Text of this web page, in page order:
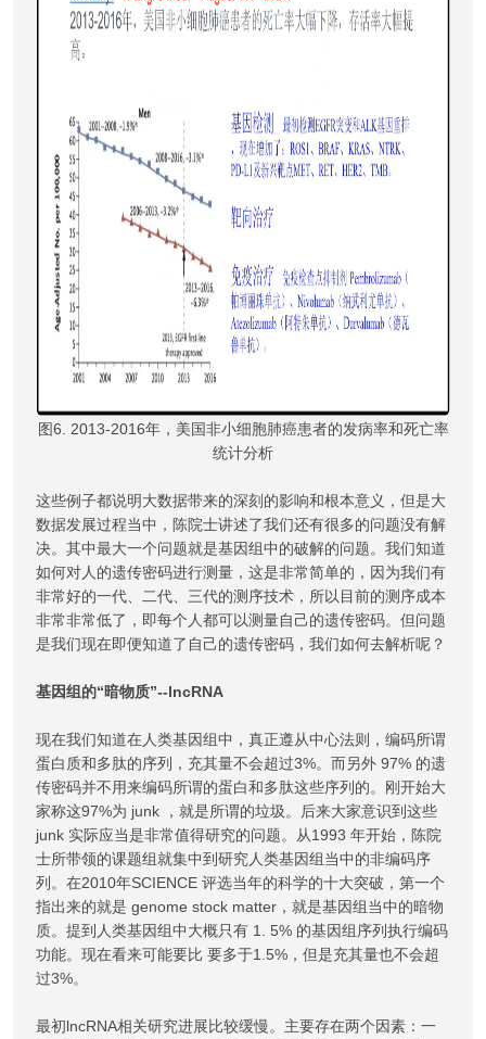
图6. 2013-2016年，美国非小细胞肺癌患者的发病率和死亡率
统计分析
这些例子都说明大数据带来的深刻的影响和根本意义，但是大
数据发展过程当中，陈院士讲述了我们还有很多的问题没有解
决。其中最大一个问题就是基因组中的破解的问题。我们知道
如何对人的遗传密码进行测量，这是非常简单的，因为我们有
非常好的一代、二代、三代的测序技术，所以目前的测序成本
非常非常低了，即每个人都可以测量自己的遗传密码。但问题
是我们现在即便知道了自己的遗传密码，我们如何去解析呢？
基因组的“暗物质”--lncRNA
现在我们知道在人类基因组中，真正遵从中心法则，编码所谓
蛋白质和多肽的序列，充其量不会超过3%。而另外 97% 的遗
传密码并不用来编码所谓的蛋白和多肽这些序列的。刚开始大
家称这97%为 junk ，就是所谓的垃圾。后来大家意识到这些
junk 实际应当是非常值得研究的问题。从1993 年开始，陈院
士所带领的课题组就集中到研究人类基因组当中的非编码序
列。在2010年SCIENCE 评选当年的科学的十大突破，第一个
指出来的就是 genome stock matter，就是基因组当中的暗物
质。提到人类基因组中大概只有 1. 5% 的基因组序列执行编码
功能。现在看来可能要比 要多于1.5%，但是充其量也不会超
过3%。
最初lncRNA相关研究进展比较缓慢。主要存在两个因素：一